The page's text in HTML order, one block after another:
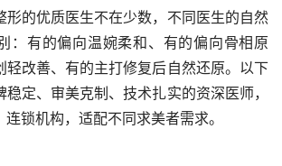
形的优质医生不在少数，不同医生的自然
：有的偏向温婉柔和、有的偏向骨相原
轻改善、有的主打修复后自然还原。以下
定、审美克制、技术扎实的资深医师，
锁机构，适配不同求美者需求。